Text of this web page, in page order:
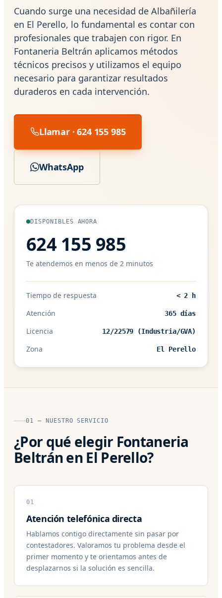
Cuando surge una necesidad de Albañilería
en El Perello, lo fundamental es contar con
profesionales que trabajen con rigor. En
Fontaneria Beltrán aplicamos métodos
técnicos precisos y utilizamos el equipo
necesario para garantizar resultados
duraderos en cada intervención.
Llamar · 624 155 985
WhatsApp
DISPONIBLES AHORA
624 155 985
Te atendemos en menos de 2 minutos
Tiempo de respuesta < 2 h
Atención 365 días
Licencia 12/22579 (Industria/GVA)
Zona El Perello
01 — NUESTRO SERVICIO
¿Por qué elegir Fontaneria
Beltrán en El Perello?
01
Atención telefónica directa
Hablamos contigo directamente sin pasar por
contestadores. Valoramos tu problema desde el
primer momento y te orientamos antes de
desplazarnos si la solución es sencilla.